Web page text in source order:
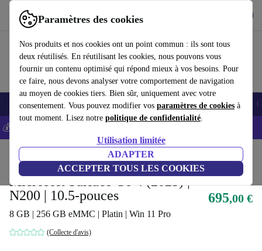
Paramètres des cookies
Nos produits et nos cookies ont un point commun : ils sont tous
deux réutilisés. En réutilisant les cookies, nous pouvons vous
fournir un contenu optimisé qui répond mieux à vos besoins. Pour
ce faire, nous devons analyser votre comportement de navigation
au moyen de cookies tiers. Bien sûr, uniquement avec votre
consentement. Vous pouvez modifier vos paramètres de cookies à
tout moment. Lisez notre politique de confidentialité.
Utilisation limitée
ADAPTER
ACCEPTER TOUS LES COOKIES
Utilisez refurbed rapidement et facilement
Smartphones Laptops Tablettes Montres connectées Accessoires
💰-5% EXTRA sur les iPhones – Code: IPHONEDEAL -
Ordinateurs portables Convertibles 2-en-1
Microsoft Surface Go 4 (2023) |
N200 | 10.5-pouces
8 GB | 256 GB eMMC | Platin | Win 11 Pro
(Collecte d'avis)
695,00 €